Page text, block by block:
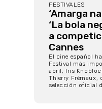
FESTIVALES
‘Amarga
‘La bola
a
Cannes
El cine español
Festival más
abril, Iris
Thierry Frémaux,
selección oficial